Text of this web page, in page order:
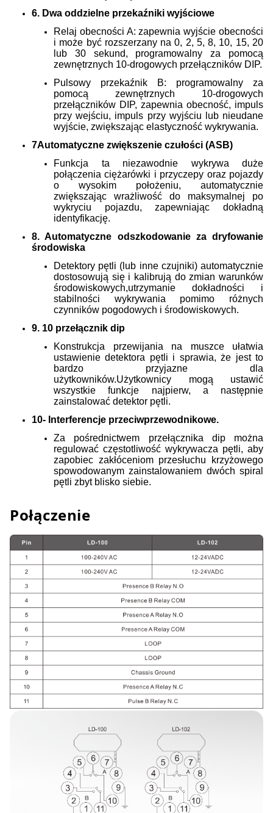
6. Dwa oddzielne przekaźniki wyjściowe
Relaj obecności A: zapewnia wyjście obecności
i może być rozszerzany na 0, 2, 5, 8, 10, 15, 20
lub 30 sekund, programowalny za pomocą
zewnętrznych 10-drogowych przełączników DIP.
Pulsowy przekaźnik B: programowalny za
pomocą zewnętrznych 10-drogowych
przełączników DIP, zapewnia obecność, impuls
przy wejściu, impuls przy wyjściu lub nieudane
wyjście, zwiększając elastyczność wykrywania.
7Automatyczne zwiększenie czułości (ASB)
Funkcja ta niezawodnie wykrywa duże
połączenia ciężarówki i przyczepy oraz pojazdy
o wysokim położeniu, automatycznie
zwiększając wrażliwość do maksymalnej po
wykryciu pojazdu, zapewniając dokładną
identyfikację.
8. Automatyczne odszkodowanie za dryfowanie
środowiska
Detektory pętli (lub inne czujniki) automatycznie
dostosowują się i kalibrują do zmian warunków
środowiskowych,utrzymanie dokładności i
stabilności wykrywania pomimo różnych
czynników pogodowych i środowiskowych.
9. 10 przełącznik dip
Konstrukcja przewijania na muszce ułatwia
ustawienie detektora pętli i sprawia, że jest to
bardzo przyjazne dla
użytkowników.Użytkownicy mogą ustawić
wszystkie funkcje najpierw, a następnie
zainstalować detektor pętli.
10- Interferencje przeciwprzewodnikowe.
Za pośrednictwem przełącznika dip można
regulować częstotliwość wykrywacza pętli, aby
zapobiec zakłóceniom przesłuchu krzyżowego
spowodowanym zainstalowaniem dwóch spiral
pętli zbyt blisko siebie.
Połączenie